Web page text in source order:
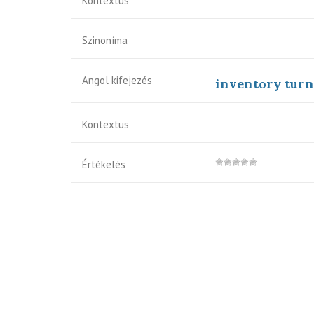
Szinoníma
Angol kifejezés inventory
Kontextus
Értékelés